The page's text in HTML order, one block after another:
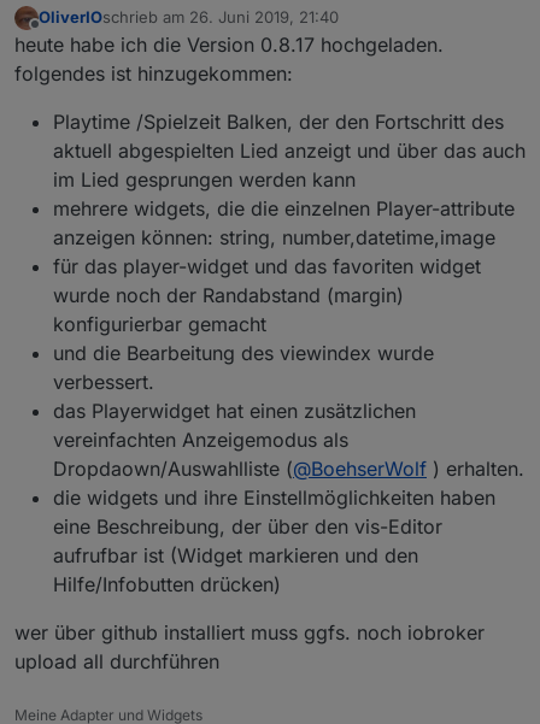
Offline
OliverIOschrieb am 26. Juni 2019, 21:40
zuletzt editiert von
heute habe ich die Version 0.8.17 hochgeladen.
folgendes ist hinzugekommen:
Playtime /Spielzeit Balken, der den Fortschritt des
aktuell abgespielten Lied anzeigt und über das auch
im Lied gesprungen werden kann
mehrere widgets, die die einzelnen Player-attribute
anzeigen können: string, number,datetime,image
für das player-widget und das favoriten widget
wurde noch der Randabstand (margin)
konfigurierbar gemacht
und die Bearbeitung des viewindex wurde
verbessert.
das Playerwidget hat einen zusätzlichen
vereinfachten Anzeigemodus als
Dropdaown/Auswahlliste (@BoehserWolf ) erhalten.
die widgets und ihre Einstellmöglichkeiten haben
eine Beschreibung, der über den vis-Editor
aufrufbar ist (Widget markieren und den
Hilfe/Infobutten drücken)
wer über github installiert muss ggfs. noch iobroker
upload all durchführen
Meine Adapter und Widgets